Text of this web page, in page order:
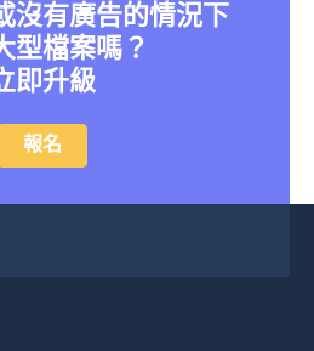
沒有廣告的情況下
型檔案嗎？
即升級
報名